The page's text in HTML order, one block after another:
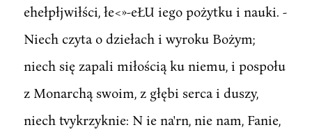
ehełpłjwiłści, łe<»-eŁU iego pożytku i nauki. -
Niech czyta o dziełach i wyroku Bożym;
niech się zapali miłością ku niemu, i pospołu
z Monarchą swoim, z głębi serca i duszy,
niech tvykrzyknie: N ie na'rn, nie nam, Fanie,